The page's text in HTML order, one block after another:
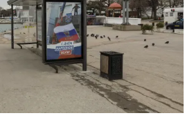
ezeket. Oroszországnak
hogy készen áll az ilyen
természetesen nem mi fogunk
szerint amennyiben az
fegyvereket fog
tesztelésébe